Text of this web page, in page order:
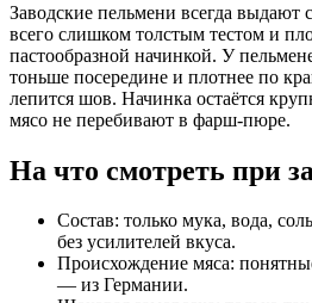
Заводские пельмени всегда выдают
всего слишком толстым тестом и
пастообразной начинкой. У
тоньше посередине и плотнее по
лепится шов. Начинка остаётся
мясо не перебивают в фарш-пюре.
На что смотреть при
Состав: только мука, вода,
без усилителей вкуса.
Происхождение мяса:
— из Германии.